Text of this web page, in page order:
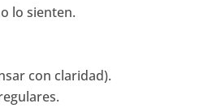
lo sienten.
con claridad).